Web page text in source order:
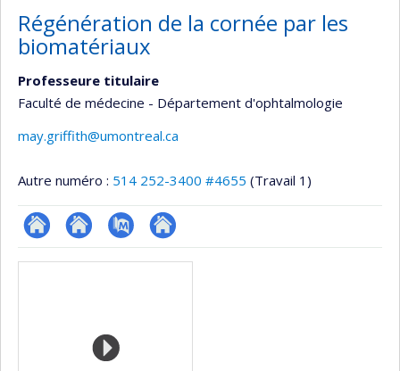
Régénération de la cornée par les
biomatériaux
Professeure titulaire
Faculté de médecine - Département d'ophtalmologie
may.griffith@umontreal.ca
Autre numéro : 514 252-3400 #4655 (Travail 1)
ResearchGate
Site
recherche
PubMedAutre
Médias